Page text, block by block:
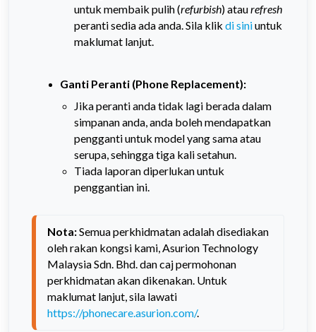
untuk membaik pulih (refurbish) ataurefresh
peranti sedia ada anda. Sila klik di siniuntuk
maklumat lanjut.
Ganti Peranti (Phone Replacement):
Jika peranti anda tidak lagi berada dalam
simpanan anda, anda boleh mendapatkan
pengganti untuk model yang sama atau
serupa, sehingga tiga kali setahun.
Tiada laporan diperlukan untuk
penggantian ini.
Nota: Semua perkhidmatan adalah disediakan
oleh rakan kongsi kami, Asurion Technology
Malaysia Sdn. Bhd. dan caj permohonan
perkhidmatan akan dikenakan. Untuk
https://phonecare.asurion.com/.